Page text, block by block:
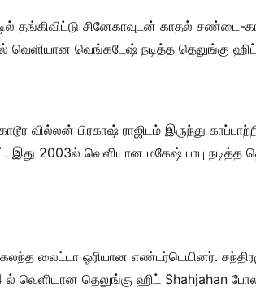
தங்கிவிட்டு சினேகாவுடன் காதல் சண்டை-
வெளியான வெங்கடேஷ் நடித்த தெலுங்கு
வில்லன் பிரகாஷ் ராஜிடம் இருந்து
இது 2003ல் வெளியான மகேஷ் பாபு நடித்த
லைட்டா ஓரியான எண்டர்டெயினர்.
ல் வெளியான தெலுங்கு ஹிட் Shahjahan